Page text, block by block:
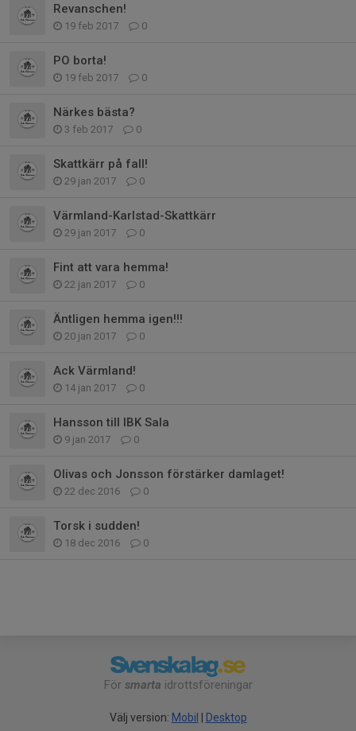
Revanschen!
19 feb 2017 0
PO borta!
19 feb 2017 0
Närkes bästa?
3 feb 2017 0
Skattkärr på fall!
29 jan 2017 0
Värmland-Karlstad-Skattkärr
29 jan 2017 0
Fint att vara hemma!
22 jan 2017 0
Äntligen hemma igen!!!
20 jan 2017 0
Ack Värmland!
14 jan 2017 0
Hansson till IBK Sala
9 jan 2017 0
Olivas och Jonsson förstärker damlaget!
22 dec 2016 0
Torsk i sudden!
18 dec 2016 0
För smarta idrottsföreningar
Välj version: Mobil | Desktop